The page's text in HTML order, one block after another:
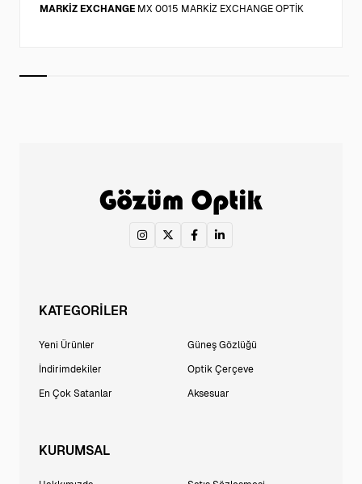
MARKİZ EXCHANGE MX 0015 MARKİZ EXCHANGE OPTİK
KATEGORİLER
Yeni Ürünler
İndirimdekiler
En Çok Satanlar
Güneş Gözlüğü
Optik Çerçeve
Aksesuar
KURUMSAL